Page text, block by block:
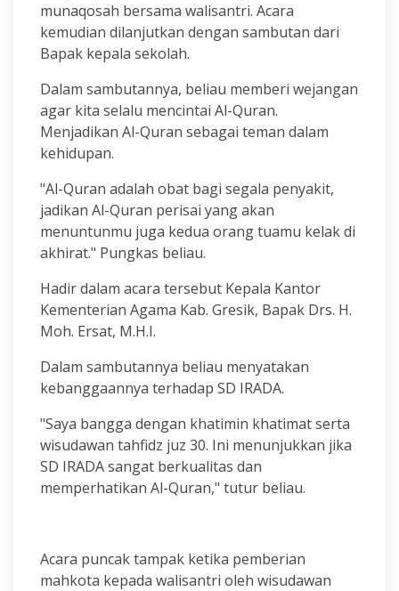
munaqosah bersama walisantri. Acara
kemudian dilanjutkan dengan sambutan dari
Bapak kepala sekolah.
Dalam sambutannya, beliau memberi wejangan
agar kita selalu mencintai Al-Quran.
Menjadikan Al-Quran sebagai teman dalam
kehidupan.
"Al-Quran adalah obat bagi segala penyakit,
jadikan Al-Quran perisai yang akan
menuntunmu juga kedua orang tuamu kelak di
akhirat." Pungkas beliau.
Hadir dalam acara tersebut Kepala Kantor
Kementerian Agama Kab. Gresik, Bapak Drs. H.
Moh. Ersat, M.H.I.
Dalam sambutannya beliau menyatakan
kebanggaannya terhadap SD IRADA.
"Saya bangga dengan khatimin khatimat serta
wisudawan tahfidz juz 30. Ini menunjukkan jika
SD IRADA sangat berkualitas dan
memperhatikan Al-Quran," tutur beliau.
Acara puncak tampak ketika pemberian
mahkota kepada walisantri oleh wisudawan